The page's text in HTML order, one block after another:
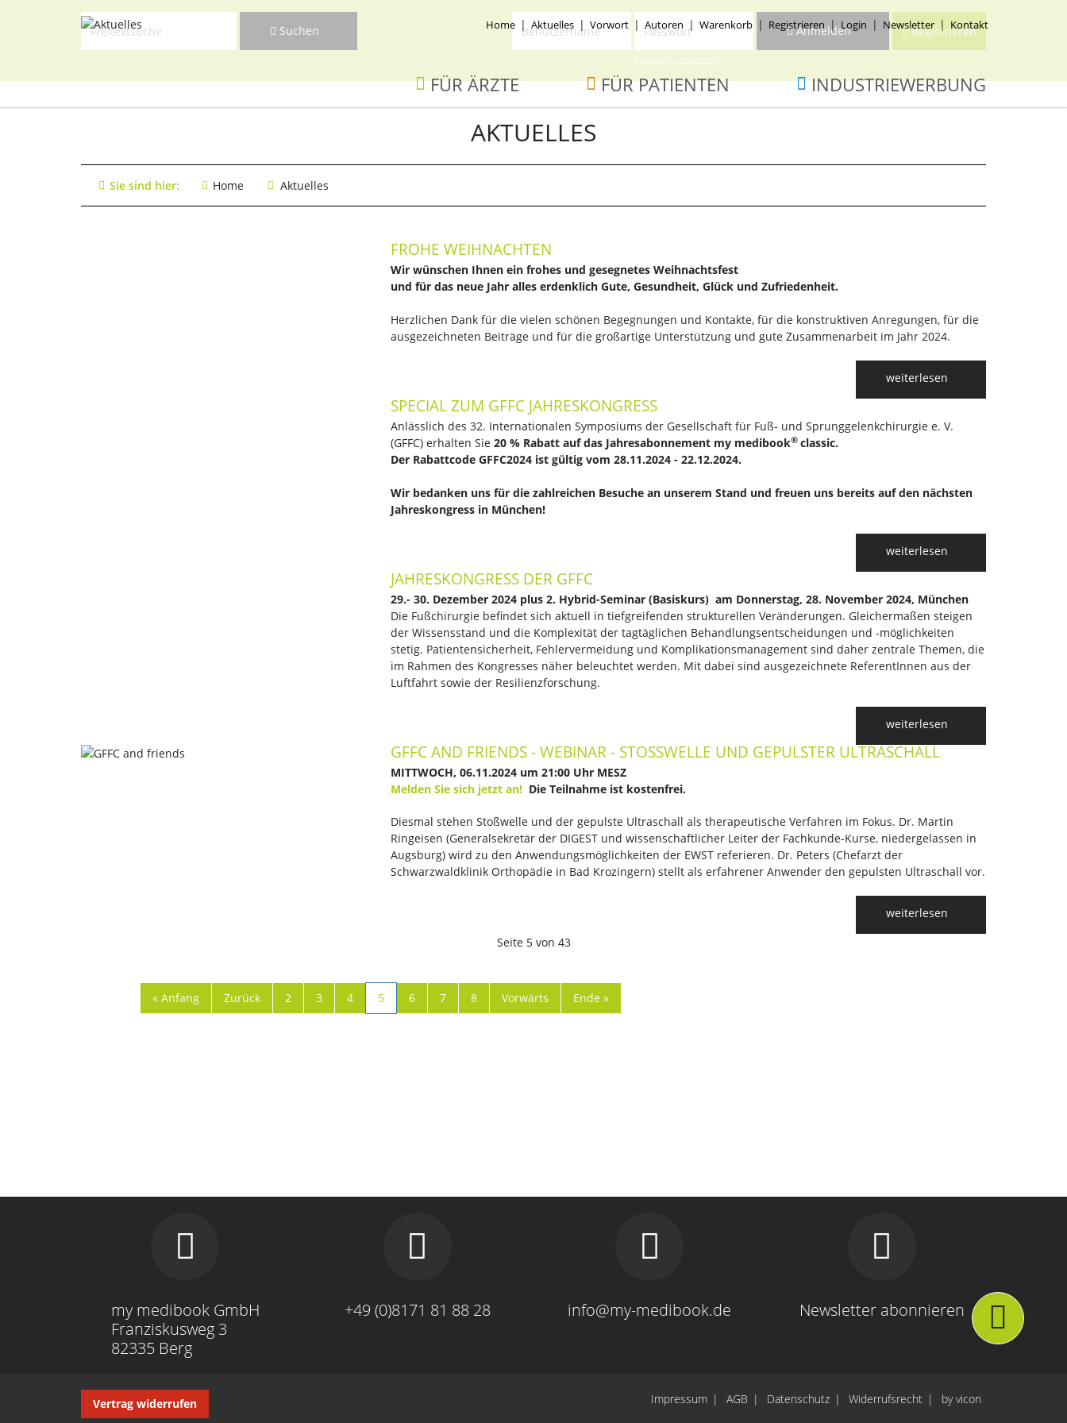
überspringen Home Aktuelles Vorwort Autoren Warenkorb Registrieren Login Newsletter Kontakt
überspringen
FÜR ÄRZTE FÜR PATIENTEN INDUSTRIEWERBUNG
Suchen
Suchen
Benutzername Passwort
Passwort vergessen?
Anmelden Registrieren
AKTUELLES
Sie sind hier: Home Aktuelles
FROHE WEIHNACHTEN
Wir wünschen Ihnen ein frohes und gesegnetes Weihnachtsfest
und für das neue Jahr alles erdenklich Gute, Gesundheit, Glück und Zufriedenheit.
Herzlichen Dank für die vielen schönen Begegnungen und Kontakte, für die konstruktiven Anregungen, für die
ausgezeichneten Beiträge und für die großartige Unterstützung und gute Zusammenarbeit im Jahr 2024.
weiterlesen
SPECIAL ZUM GFFC JAHRESKONGRESS
Anlässlich des 32. Internationalen Symposiums der Gesellschaft für Fuß- und Sprunggelenkchirurgie e. V.
(GFFC) erhalten Sie 20 % Rabatt auf das Jahres­abonnement my medibook® classic.
Der Rabattcode GFFC2024 ist gültig vom 28.11.2024 - 22.12.2024.
Wir bedanken uns für die zahlreichen Besuche an unserem Stand und freuen uns bereits auf den nächsten
Jahreskongress in München!
weiterlesen
JAHRESKONGRESS DER GFFC
29.- 30. Dezember 2024 plus 2. Hybrid-Seminar (Basiskurs) am Donnerstag, 28. November 2024, München
Die Fußchirurgie befindet sich aktuell in tiefgreifenden strukturellen Veränderungen. Gleichermaßen steigen
der Wissensstand und die Komplexität der tagtäglichen Behandlungs­entscheidungen und -möglichkeiten
stetig. Patientensicherheit, Fehlervermeidung und Komplikations­management sind daher zentrale Themen, die
im Rahmen des Kongresses näher beleuchtet werden. Mit dabei sind ausgezeichnete ReferentInnen aus der
Luftfahrt sowie der Resilienzforschung.
weiterlesen
GFFC AND FRIENDS - WEBINAR - STOSSWELLE UND GEPULSTER ULTRASCHALL
MITTWOCH, 06.11.2024 um 21:00 Uhr MESZ
Melden Sie sich jetzt an! Die Teilnahme ist kostenfrei.
Diesmal stehen Stoßwelle und der gepulste Ultraschall als therapeutische Verfahren im Fokus. Dr. Martin
Ringeisen (Generalsekretär der DIGEST und wissenschaftlicher Leiter der Fachkunde-Kurse, niedergelassen in
Augsburg) wird zu den Anwendungsmöglichkeiten der EWST referieren. Dr. Peters (Chefarzt der
Schwarzwaldklinik Orthopädie in Bad Krozingern) stellt als erfahrener Anwender den gepulsten Ultraschall vor.
weiterlesen
Seite 5 von 43
« Anfang Zurück 2 3 4 5 6 7 8 Vorwärts Ende »
my medibook GmbH
Franziskusweg 3
82335 Berg
+49 (0)8171 81 88 28 info@my-medibook.de Newsletter abonnieren
Navigation
überspringen
Vertrag widerrufen Impressum AGB Datenschutz Widerrufsrecht by vicon